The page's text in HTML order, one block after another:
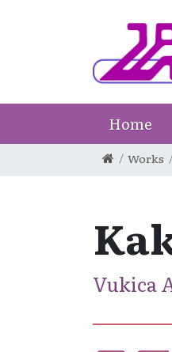
Home
Works
Vukica